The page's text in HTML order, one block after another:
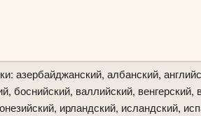
азербайджанский, албанский,
боснийский, валлийский, венгерский,
ирландский, исландский,